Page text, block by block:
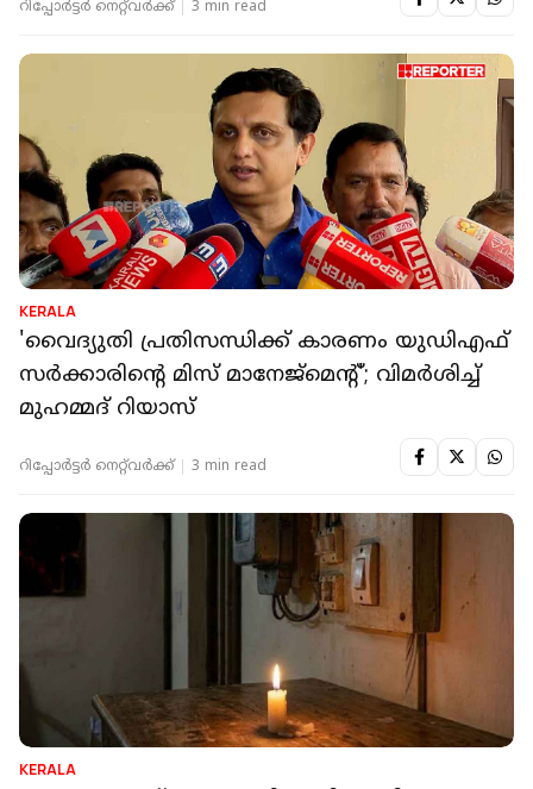
റിപ്പോർട്ടർ നെറ്റ്‌വര്‍ക്ക്‌ 3 min read
KERALA
'വൈദ്യുതി പ്രതിസന്ധിക്ക് കാരണം യുഡിഎഫ്
സര്‍ക്കാരിന്റെ മിസ് മാനേജ്‌മെന്റ്'; വിമര്‍ശിച്ച്
മുഹമ്മദ് റിയാസ്
റിപ്പോർട്ടർ നെറ്റ്‌വര്‍ക്ക്‌ 3 min read
KERALA